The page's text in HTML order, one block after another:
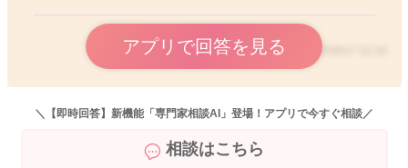
よろしくお願いします😊
アプリで回答を見る 2025/9/17 22:19
＼【即時回答】新機能「専門家相談AI」登場！アプリで今すぐ相談／
相談はこちら